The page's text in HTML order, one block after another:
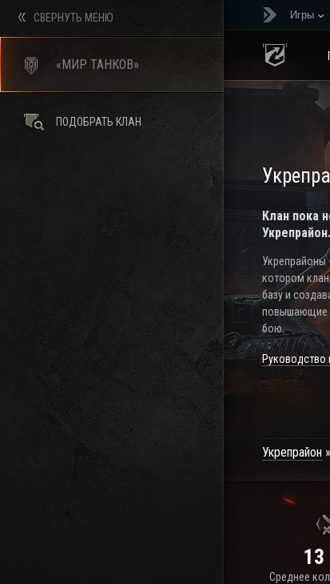
Игры
Клан пока
Укрепрайон.
Укрепрайоны
котором
базу и
повышающие
бою.
Руководство
Укрепрайон
13
Среднее
СВЕРНУТЬ МЕНЮ
«МИР ТАНКОВ»
ПОДОБРАТЬ КЛАН